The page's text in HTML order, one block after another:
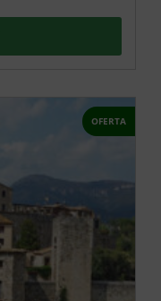
OFERTA